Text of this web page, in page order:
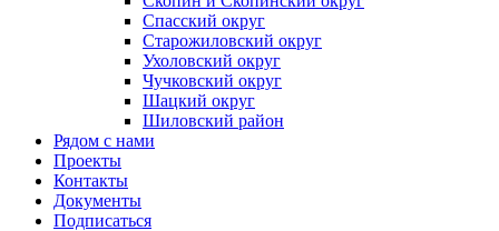
Спасский округ
Старожиловский округ
Ухоловский округ
Чучковский округ
Шацкий округ
Шиловский район
Рядом с нами
Проекты
Контакты
Документы
Подписаться